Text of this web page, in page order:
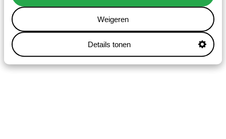
Weigeren
Details tonen